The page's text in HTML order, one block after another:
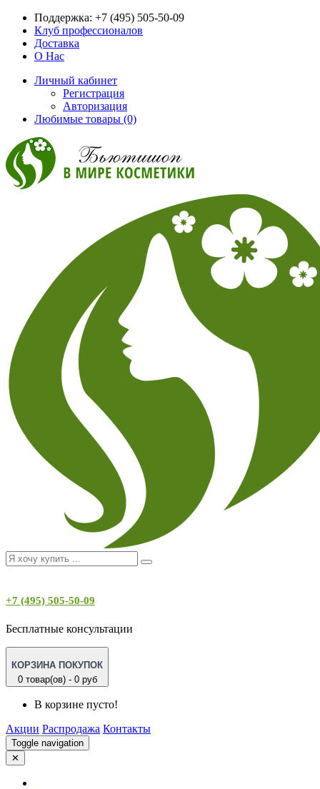
Поддержка: +7 (495) 505-50-09
Клуб профессионалов
Доставка
О Нас
Личный кабинет
Регистрация
Авторизация
Любимые товары (0)
+7 (495) 505-50-09
Бесплатные консультации
КОРЗИНА ПОКУПОК
0 товар(ов) - 0 руб
В корзине пусто!
Акции Распродажа Контакты
Toggle navigation
✕